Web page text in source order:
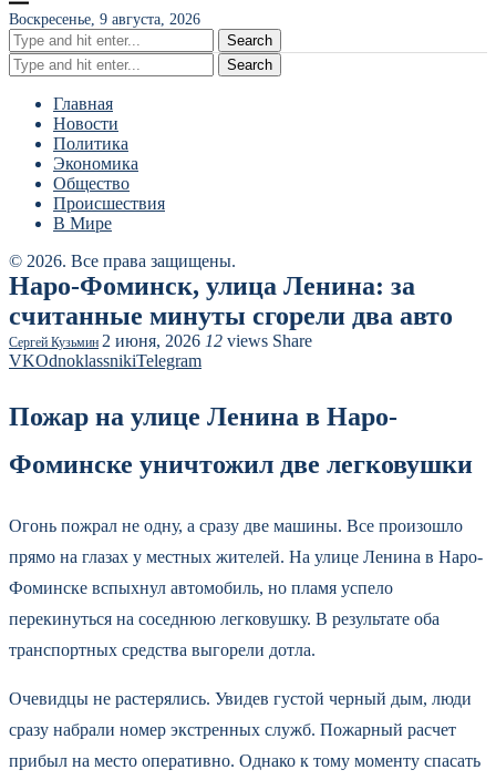
Воскресенье, 9 августа, 2026
Search
Search
Главная
Новости
Политика
Экономика
Общество
Происшествия
В Мире
© 2026. Все права защищены.
Наро-Фоминск, улица Ленина: за
считанные минуты сгорели два авто
Сергей Кузьмин 2 июня, 2026 12 views Share
VKOdnoklassnikiTelegram
Пожар на улице Ленина в Наро-
Фоминске уничтожил две легковушки
Огонь пожрал не одну, а сразу две машины. Все произошло
прямо на глазах у местных жителей. На улице Ленина в Наро-
Фоминске вспыхнул автомобиль, но пламя успело
перекинуться на соседнюю легковушку. В результате оба
транспортных средства выгорели дотла.
Очевидцы не растерялись. Увидев густой черный дым, люди
сразу набрали номер экстренных служб. Пожарный расчет
прибыл на место оперативно. Однако к тому моменту спасать